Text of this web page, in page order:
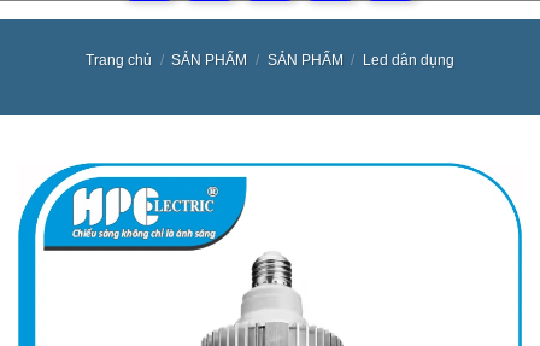
Trang chủ / SẢN PHẨM / SẢN PHẨM / Led dân dụng